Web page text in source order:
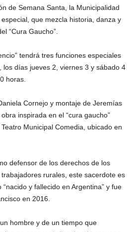
de Semana Santa, la Municipalidad
que mezcla historia, danza y
“Cura Gaucho”.
tendrá tres funciones especiales
los días jueves 2, viernes 3 y sábado 4
horas.
Cornejo y montaje de Jeremías
inspirada en el “cura gaucho”
Municipal Comedia, ubicado en
defensor de los derechos de los
rurales, este sacerdote es
y fallecido en Argentina” y fue
en 2016.
hombre y de un tiempo que